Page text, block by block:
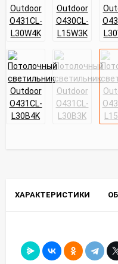
ХАРАКТЕРИСТИКИ